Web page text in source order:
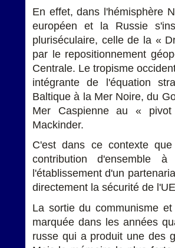
En effet, dans l'hémisphère
européen et la Russie
pluriséculaire, celle de la «
par le repositionnement
Centrale. Le tropisme
intégrante de l'équation
Baltique à la Mer Noire, du
Mer Caspienne au «
Mackinder.
C'est dans ce contexte
contribution
l'établissement d'un
directement la sécurité de
La sortie du communisme
marquée dans les années
russe qui a produit une des